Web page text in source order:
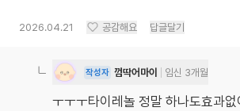
2026.04.21 공감해요 답글달기
작성자 껌딱어마이 임신 3개월
ㅜㅜㅜ타이레놀 정말 하나도효과